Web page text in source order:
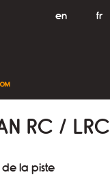
en fr
RC / LRC
de la piste